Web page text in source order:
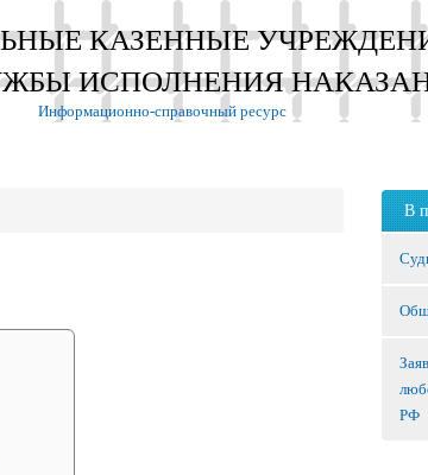
КАЗЕННЫЕ
ИСПОЛНЕНИЯ
Информационно-справочный ресурс
В
РФ